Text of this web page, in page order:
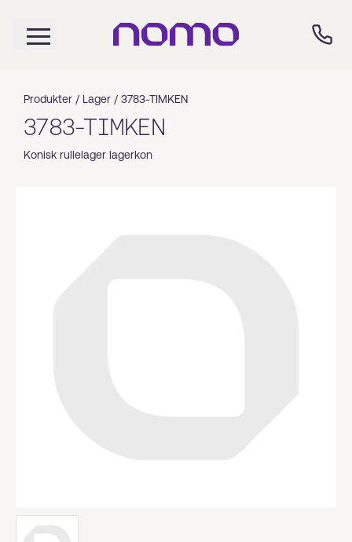
Produkter / Lager / 3783-TIMKEN
3783-TIMKEN
Konisk rullelager lagerkon